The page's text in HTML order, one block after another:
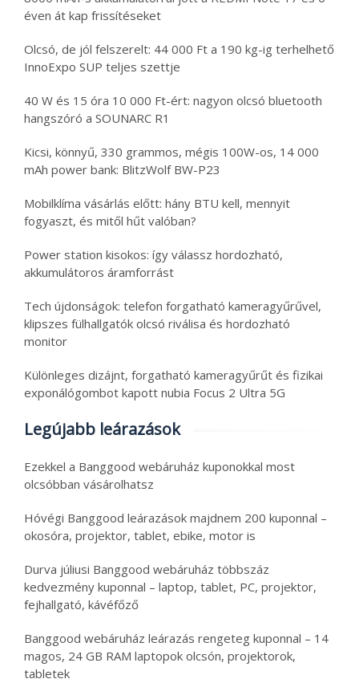
éven át kap frissítéseket
Olcsó, de jól felszerelt: 44 000 Ft a 190 kg-ig terhelhető
InnoExpo SUP teljes szettje
40 W és 15 óra 10 000 Ft-ért: nagyon olcsó bluetooth
hangszóró a SOUNARC R1
Kicsi, könnyű, 330 grammos, mégis 100W-os, 14 000
mAh power bank: BlitzWolf BW-P23
Mobilklíma vásárlás előtt: hány BTU kell, mennyit
fogyaszt, és mitől hűt valóban?
Power station kisokos: így válassz hordozható,
akkumulátoros áramforrást
Tech újdonságok: telefon forgatható kameragyűrűvel,
klipszes fülhallgatók olcsó riválisa és hordozható
monitor
Különleges dizájnt, forgatható kameragyűrűt és fizikai
exponálógombot kapott nubia Focus 2 Ultra 5G
Legújabb leárazások
Ezekkel a Banggood webáruház kuponokkal most
olcsóbban vásárolhatsz
Hóvégi Banggood leárazások majdnem 200 kuponnal –
okosóra, projektor, tablet, ebike, motor is
Durva júliusi Banggood webáruház többszáz
kedvezmény kuponnal – laptop, tablet, PC, projektor,
fejhallgató, kávéfőző
Banggood webáruház leárazás rengeteg kuponnal – 14
magos, 24 GB RAM laptopok olcsón, projektorok,
tabletek